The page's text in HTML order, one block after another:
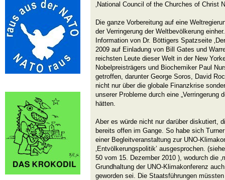
‚National Council of the Churches of Christ
Die ganze Vorbereitung auf eine
der Verringerung der Weltbevölkerung
Information von Dr. Böttigers Spatzseite
2009 auf Einladung von Bill Gates und
reichsten Leute dieser Welt in der New
Nobelpreisträgers und Biochemiker Paul
getroffen, darunter George Soros, David
nicht nur über die globale Finanzkrise
unserer Probleme durch eine „Verringerung
hätten.
Aber es würde nicht nur darüber diskutiert,
bereits offen im Gange. So habe sich
einer Begleitveranstaltung zur UNO-
‚Entvölkerungspolitik’ ausgesprochen.
50 vom 15. Dezember 2010 ), wodurch die
Grundhaltung der UNO-Klimakonferenz
geworden sei. Die Staatsführungen